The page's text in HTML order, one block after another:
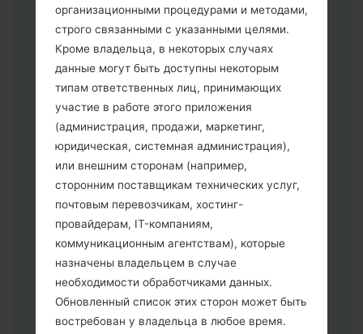
Скачайте на свой ПК:Odin 3.
Далее загрузите и распакуйте файл
прошивки.
Вам необходимо 1 (Выбрать 1 файл
прошивки здесь) или 5 (Выбрать 5
файл прошивки здесь) файлов для
прошивки:
AP: "System & Recovery"
CP: "Modem & Radio"
CSC _ ***: "Country & Region & Operator"
HOME_CSC _ ***: "Country & Region &
Operator"
организационными процедурами и методами,
строго связанными с указанными целями.
Кроме владельца, в некоторых случаях
данные могут быть доступны некоторым
типам ответственных лиц, принимающих
участие в работе этого приложения
(администрация, продажи, маркетинг,
юридическая, системная администрация),
или внешним сторонам (например,
сторонним поставщикам технических услуг,
почтовым перевозчикам, хостинг-
провайдерам, IT-компаниям,
коммуникационным агентствам), которые
назначены владельцем в случае
необходимости обработчиками данных.
Обновленный список этих сторон может быть
востребован у владельца в любое время.